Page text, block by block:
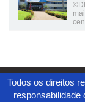
Todos os direitos